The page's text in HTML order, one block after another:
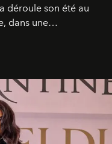
déroule son été au
dans une
succession de